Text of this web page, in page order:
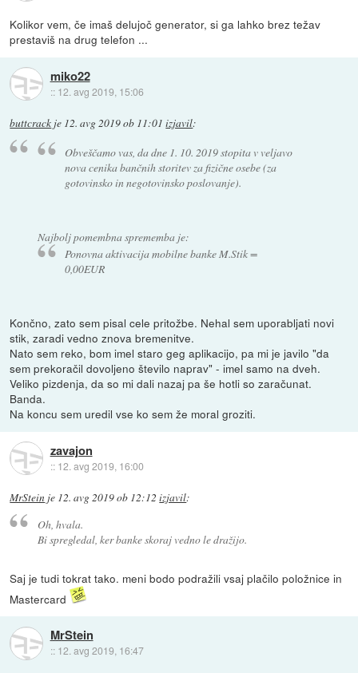
Kolikor vem, če imaš delujoč generator, si ga lahko brez težav
prestaviš na drug telefon ...
miko22
:: 12. avg 2019, 15:06
buttcrack je 12. avg 2019 ob 11:01 izjavil:
Obveščamo vas, da dne 1. 10. 2019 stopita v veljavo
nova cenika bančnih storitev za fizične osebe (za
gotovinsko in negotovinsko poslovanje).
Najbolj pomembna sprememba je:
Ponovna aktivacija mobilne banke M.Stik =
0,00EUR
Končno, zato sem pisal cele pritožbe. Nehal sem uporabljati novi
stik, zaradi vedno znova bremenitve.
Nato sem reko, bom imel staro geg aplikacijo, pa mi je javilo "da
sem prekoračil dovoljeno število naprav" - imel samo na dveh.
Veliko pizdenja, da so mi dali nazaj pa še hotli so zaračunat.
Banda.
Na koncu sem uredil vse ko sem že moral groziti.
zavajon
:: 12. avg 2019, 16:00
MrStein je 12. avg 2019 ob 12:12 izjavil:
Oh, hvala.
Bi spregledal, ker banke skoraj vedno le dražijo.
Saj je tudi tokrat tako. meni bodo podražili vsaj plačilo položnice in
Mastercard
MrStein
:: 12. avg 2019, 16:47